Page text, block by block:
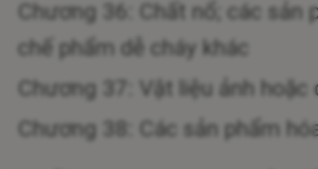
Chương 36: Chất nổ; các sản
chế phẩm dễ cháy khác
Chương 37: Vật liệu ảnh hoặc
Chương 38: Các sản phẩm